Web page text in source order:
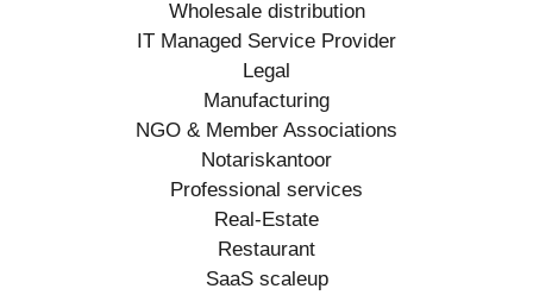
Wholesale distribution
IT Managed Service Provider
Legal
Manufacturing
NGO & Member Associations
Notariskantoor
Professional services
Real-Estate
Restaurant
SaaS scaleup